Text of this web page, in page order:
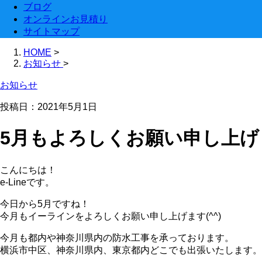
ブログ
オンラインお見積り
サイトマップ
HOME >
お知らせ >
お知らせ
投稿日：2021年5月1日
5月もよろしくお願い申し上
こんにちは！
e-Lineです。
今日から5月ですね！
今月もイーラインをよろしくお願い申し上げます(^^)
今月も都内や神奈川県内の防水工事を承っております。
横浜市中区、神奈川県内、東京都内どこでも出張いたします。